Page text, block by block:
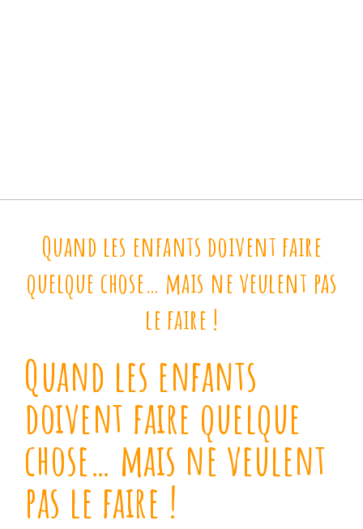
Quand les enfants doivent faire
quelque chose… mais ne veulent pas
le faire !
Quand les enfants
doivent faire quelque
chose… mais ne veulent
pas le faire !